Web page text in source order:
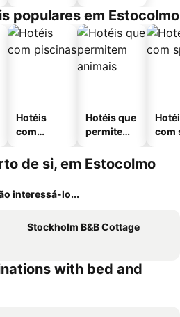
populares em Estocolmo
Hotéis
com
Hotéis que
permitem
com
de si, em Estocolmo
interessá-lo...
Stockholm B&B Cottage
with bed and